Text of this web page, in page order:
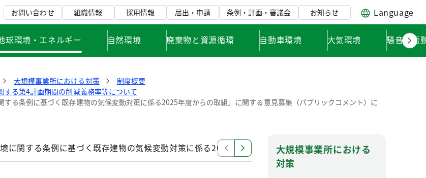
お問い合わせ 組織情報 採用情報 届出・申請 条例・計画・審議会 お知らせ Language
球環境・エネルギー 自然環境 廃棄物と資源循環 自動車環境 大気環境 騒音・振
大規模事業所における対策
制度概要
する第4計画期間の削減義務率等について
する条例に基づく既存建物の気候変動対策に係る2025年度からの取組」に関する意見募集（パブリックコメント）に
に関する条例に基づく既存建物の気候変動対策に係る2025年度からの取組」に関するパブリックコメントの
大規模事業所における
対策